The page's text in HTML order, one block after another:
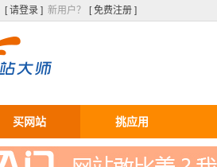
[ 请登录 ] 新用户？ [ 免费注册 ]
买网站 挑应用